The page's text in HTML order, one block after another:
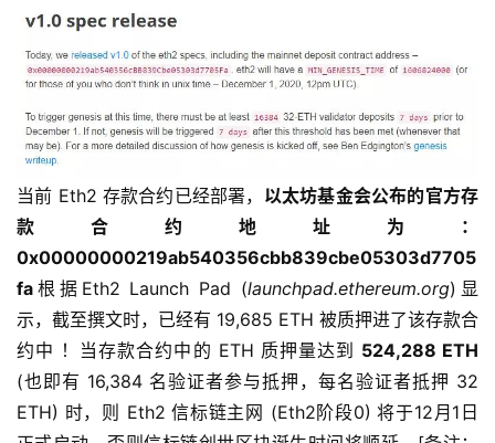
当前 Eth2 存款合约已经部署， 以太坊基金会公布的官方存
款合约地址为：
0x00000000219ab540356cbb839cbe05303d7705
fa 根据Eth2 Launch Pad (launchpad.ethereum.org)显
示，截至撰文时，已经有 19,685 ETH 被质押进了该存款合
约中 ！当存款合约中的 ETH 质押量达到 524,288 ETH
(也即有 16,384 名验证者参与抵押，每名验证者抵押 32
ETH) 时，则 Eth2 信标链主网 (Eth2阶段0) 将于12月1日